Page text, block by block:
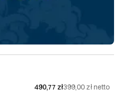
490,77 zł399,00 złnetto